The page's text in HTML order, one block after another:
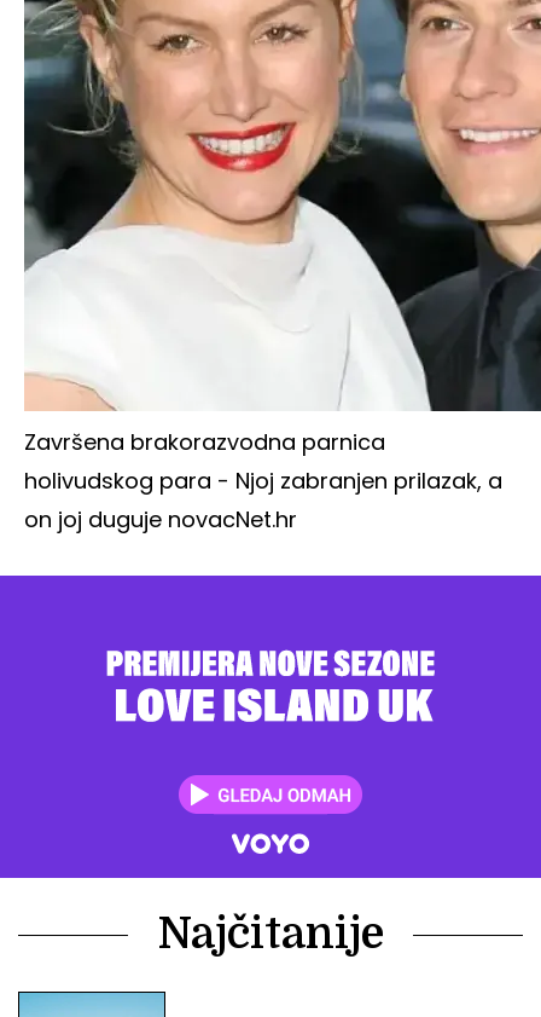
Završena brakorazvodna parnica
holivudskog para - Njoj zabranjen prilazak, a
on joj duguje novacNet.hr
Najčitanije